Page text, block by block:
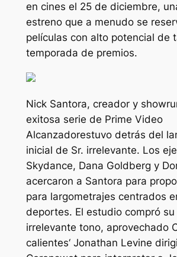
en cines el 25 de diciembre,
estreno que a menudo se
películas con alto potencial de
temporada de premios.
Nick Santora, creador y
exitosa serie de Prime Video
Alcanzadorestuvo detrás del
inicial de Sr. irrelevante. Los
Skydance, Dana Goldberg y
acercaron a Santora para
para largometrajes centrados
deportes. El estudio compró su
irrelevante tono, aprovechado
calientes‘ Jonathan Levine